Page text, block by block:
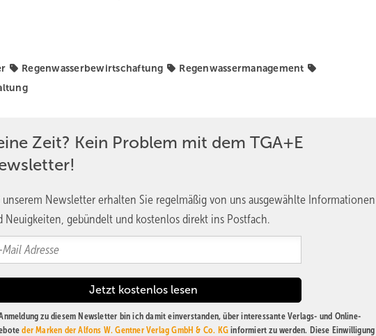
Regenwasserbewirtschaftung
Regenwassermanagement
Zeit? Kein Problem mit dem TGA+E
unserem Newsletter erhalten Sie regelmäßig von uns ausgewählte Informationen
Neuigkeiten, gebündelt und kostenlos direkt ins Postfach.
zu diesem Newsletter bin ich damit einverstanden, über interessante Verlags- und Online-
der Marken der Alfons W. Gentner Verlag GmbH & Co. KG informiert zu werden. Diese Einwilligung